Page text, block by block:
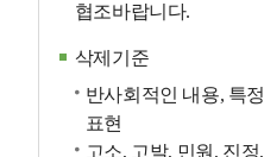
협조바랍니다.
삭제기준
반사회적인 내용, 특
표현
고소, 고발, 민원, 진